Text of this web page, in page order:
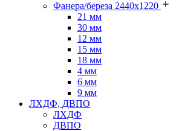
Фанера/береза 2440х1220
21 мм
30 мм
12 мм
15 мм
18 мм
4 мм
6 мм
9 мм
ЛХДФ, ДВПО
ЛХДФ
ДВПО